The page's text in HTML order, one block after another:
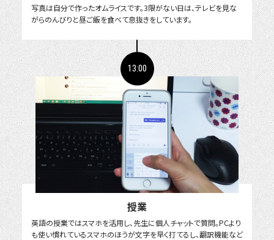
写真は自分で作ったオムライスです。3限がない日は、テレビを見な
がらのんびりと昼ご飯を食べて息抜きをしています。
13:00
授業
英語の授業ではスマホを活用し、先生に個人チャットで質問。PCより
も使い慣れているスマホのほうが文字を早く打てるし、翻訳機能など